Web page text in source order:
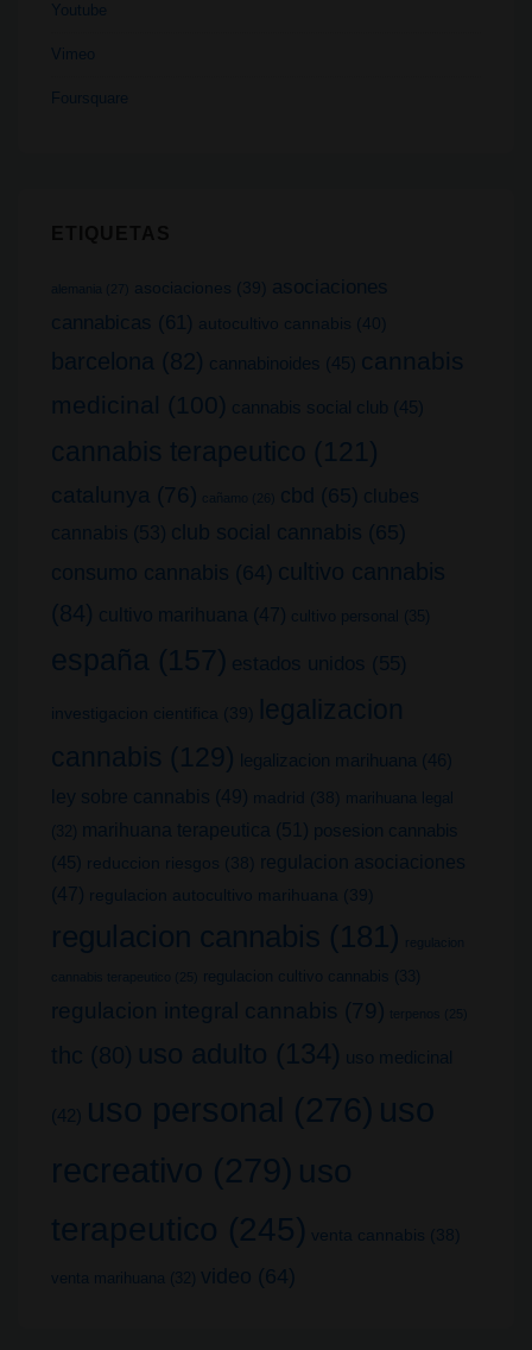
Youtube
Vimeo
Foursquare
alemania (27) asociaciones (39)
asociaciones
cannabicas (61) autocultivo cannabis (40)
barcelona (82) cannabinoides (45) cannabis
medicinal (100) cannabis social club (45)
cannabis terapeutico (121)
catalunya (76) cañamo (26) cbd (65) clubes
cannabis (53) club social cannabis (65)
consumo cannabis (64) cultivo cannabis
(84) cultivo marihuana (47) cultivo personal (35)
españa (157) estados unidos (55)
investigacion cientifica (39)
legalizacion
cannabis (129) legalizacion marihuana (46)
ley sobre cannabis (49) madrid (38)
marihuana legal
(32)
marihuana terapeutica (51) posesion cannabis
(45) reduccion riesgos (38)
regulacion asociaciones
(47) regulacion autocultivo marihuana (39)
regulacion cannabis (181) regulacion
cannabis terapeutico (25) regulacion cultivo cannabis (33)
regulacion integral cannabis (79) terpenos (25)
thc (80) uso adulto (134) uso medicinal
(42) uso personal (276) uso
recreativo (279) uso
terapeutico (245) venta cannabis (38)
venta marihuana (32) video (64)